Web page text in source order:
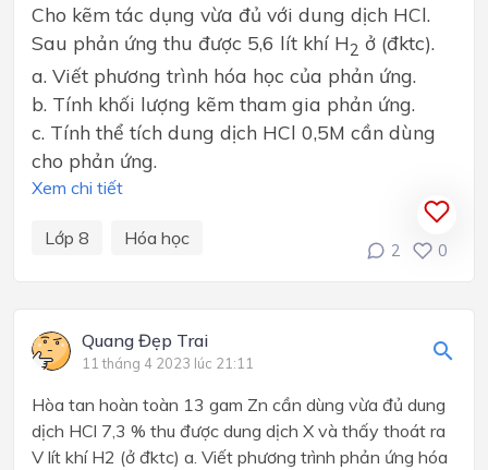
Cho kẽm tác dụng vừa đủ với dung dịch HCl.
Sau phản ứng thu đ­ược 5,6 lít khí H2 ở (đktc).
a. Viết phương trình hóa học của phản ứng.
b. Tính khối lượng kẽm tham gia phản ứng.
c. Tính thể tích dung dịch HCl 0,5M cần dùng
cho phản ứng.
Xem chi tiết
Lớp 8 Hóa học
2 0
Quang Đẹp Trai
11 tháng 4 2023 lúc 21:11
Hòa tan hoàn toàn 13 gam Zn cần dùng vừa đủ dung
dịch HCl 7,3 % thu được dung dịch X và thấy thoát ra
V lít khí H2 (ở đktc) a. Viết phương trình phản ứng hóa